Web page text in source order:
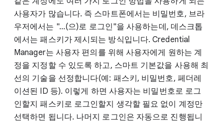
사용자가 많습니다. 즉 스마트폰에서는 비밀번호, 브라
우저에서는 "...(으)로 로그인"을 사용하는데, 데스크톱
에서는 패스키가 제시되는 방식입니다. Credential
Manager는 사용자 편의를 위해 사용자에게 원하는 계
정을 지정할 수 있도록 하고, 스마트 기본값을 사용해 최
선의 기술을 선정합니다(예: 패스키, 비밀번호, 페더레
이션된 ID 등). 이렇게 하면 사용자는 비밀번호로 로그
인할지 패스키로 로그인할지 생각할 필요 없이 계정만
선택하면 됩니다. 나머지 로그인은 자동으로 진행됩니